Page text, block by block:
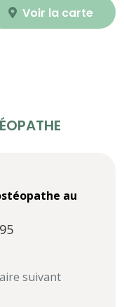
Voir la carte
au
suivant